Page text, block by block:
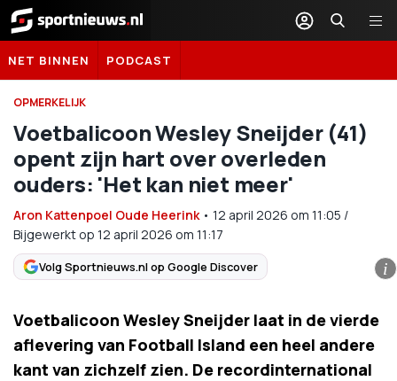
Sportnieuws.nl
NET BINNEN PODCAST
OPMERKELIJK
Voetbalicoon Wesley Sneijder (41)
opent zijn hart over overleden
ouders: 'Het kan niet meer'
Aron Kattenpoel Oude Heerink• 12 april 2026 om 11:05 /
Bijgewerkt op 12 april 2026 om 11:17
Volg Sportnieuws.nl op Google Discover i
Voetbalicoon Wesley Sneijder laat in de vierde
aflevering van Football Island een heel andere
kant van zichzelf zien. De recordinternational